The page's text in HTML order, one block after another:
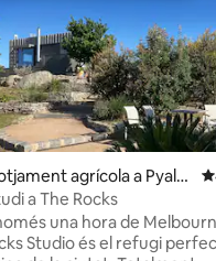
agrícola a Pyalo
a The Rocks
una hora de
Studio és el refugi